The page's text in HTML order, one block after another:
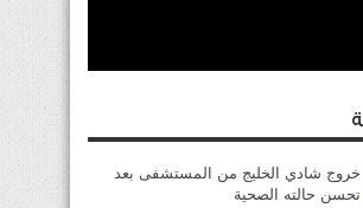
خروج شادي الخليج من المستشفى بعد
تحسن حالته الصحية